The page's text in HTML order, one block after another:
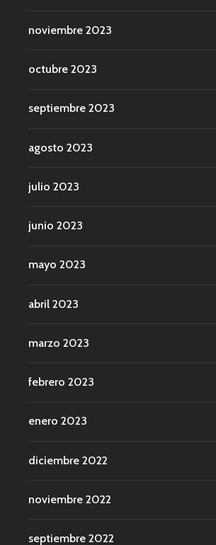
noviembre 2023
octubre 2023
septiembre 2023
agosto 2023
julio 2023
junio 2023
mayo 2023
abril 2023
marzo 2023
febrero 2023
enero 2023
diciembre 2022
noviembre 2022
septiembre 2022